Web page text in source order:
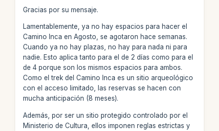
Gracias por su mensaje.
Lamentablemente, ya no hay espacios para hacer el
Camino Inca en Agosto, se agotaron hace semanas.
Cuando ya no hay plazas, no hay para nada ni para
nadie. Esto aplica tanto para el de 2 días como para el
de 4 porque son los mismos espacios para ambos.
Como el trek del Camino Inca es un sitio arqueológico
con el acceso limitado, las reservas se hacen con
mucha anticipación (8 meses).
Además, por ser un sitio protegido controlado por el
Ministerio de Cultura, ellos imponen reglas estrictas y